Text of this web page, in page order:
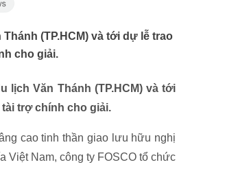
(TP.HCM) và tới dự lễ trao
cho giải.
lịch Văn Thánh (TP.HCM) và tới
trợ chính cho giải.
cao tinh thần giao lưu hữu nghị
Nam, công ty FOSCO tổ chức